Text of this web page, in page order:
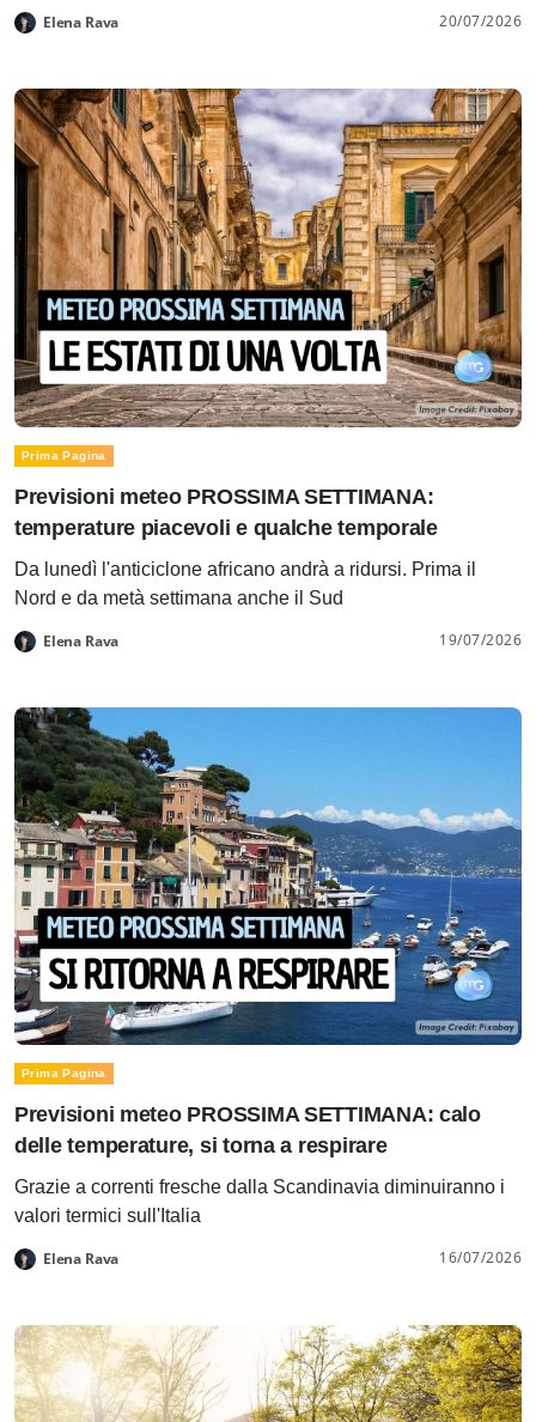
Elena Rava 20/07/2026
Prima Pagina
Previsioni meteo PROSSIMA SETTIMANA:
temperature piacevoli e qualche temporale
Da lunedì l'anticiclone africano andrà a ridursi. Prima il
Nord e da metà settimana anche il Sud
Elena Rava 19/07/2026
Prima Pagina
Previsioni meteo PROSSIMA SETTIMANA: calo
delle temperature, si torna a respirare
Grazie a correnti fresche dalla Scandinavia diminuiranno i
valori termici sull'Italia
Elena Rava 16/07/2026